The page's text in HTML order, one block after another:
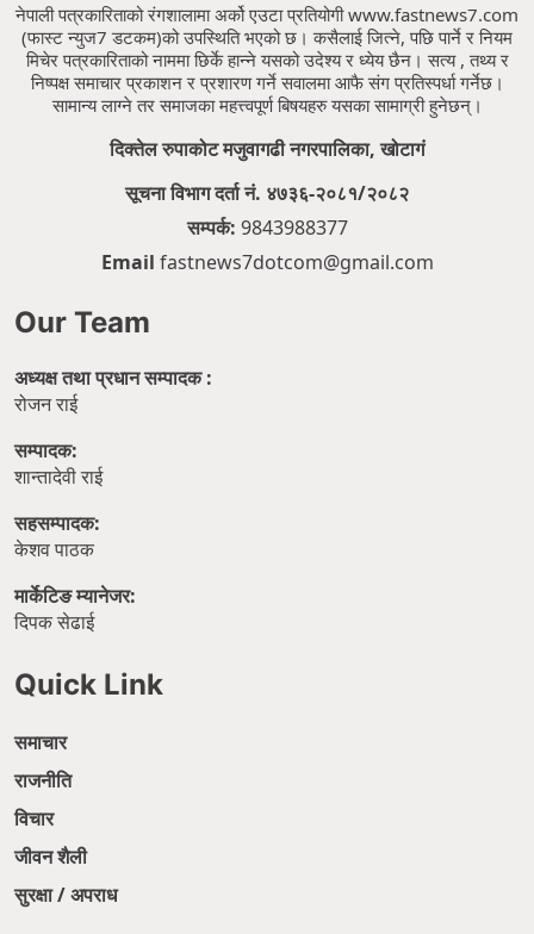
नेपाली पत्रकारिताको रंगशालामा अर्को एउटा प्रतियोगी www.fastnews7.com
(फास्ट न्युज7 डटकम)को उपस्थिति भएको छ।कसैलाई जित्ने, पछि पार्ने र नियम
मिचेर पत्रकारिताको नाममा छिर्के हान्ने यसको उदेश्य र ध्येय छैन।सत्य , तथ्य र
निष्पक्ष समाचार प्रकाशन र प्रशारण गर्ने सवालमा आफै संग प्रतिस्पर्धा गर्नेछ।
सामान्य लाग्ने तर समाजका महत्त्वपूर्ण बिषयहरु यसका सामाग्री हुनेछन्।
दिक्तेल रुपाकोट मजुवागढी नगरपालिका, खोटागं
सूचना विभाग दर्ता नं. ४७३६-२०८१/२०८२
सम्पर्क: 9843988377
Email fastnews7dotcom@gmail.com
Our Team
अध्यक्ष तथा प्रधान सम्पादक :
रोजन राई
सम्पादक:
शान्तादेवी राई
सहसम्पादक:
केशव पाठक
मार्केटिङ म्यानेजर:
दिपक सेढाई
Quick Link
समाचार
राजनीति
विचार
जीवन शैली
सुरक्षा / अपराध